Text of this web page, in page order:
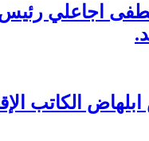
اجاعلي
الكاتب